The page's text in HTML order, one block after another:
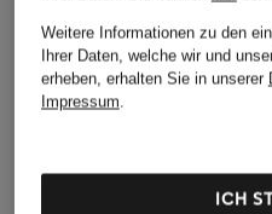
Mäntel
Weitere Marken
Alberto
Weitere Informationen zu den
Ihrer Daten, welche wir und
erheben, erhalten Sie in unserer
Impressum.
ICH